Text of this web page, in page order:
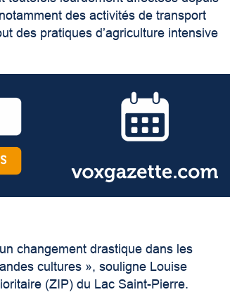
des activités de transport
des pratiques d’agriculture intensive
changement drastique dans les
cultures », souligne Louise
(ZIP) du Lac Saint-Pierre.